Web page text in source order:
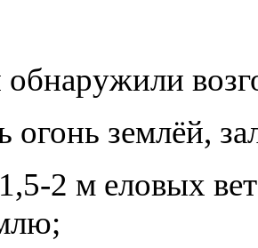
огонь землёй,
2 м еловых